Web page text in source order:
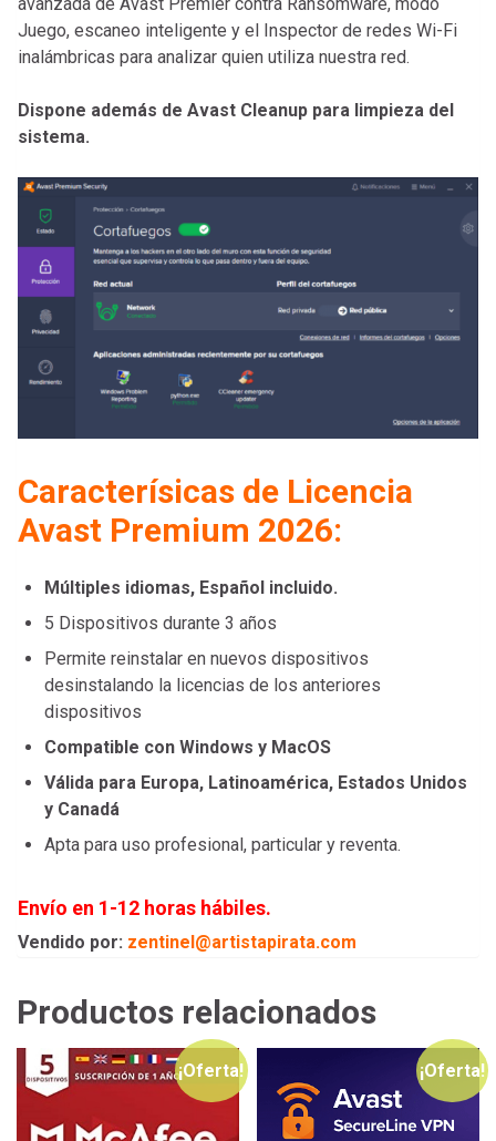
Juego, escaneo inteligente y el Inspector de redes Wi-Fi
inalámbricas para analizar quien utiliza nuestra red.
Dispone además de Avast Cleanup para limpieza del
sistema.
Caracterísicas de Licencia
Avast Premium 2026:
Múltiples idiomas, Español incluido.
5 Dispositivos durante 3 años
Permite reinstalar en nuevos dispositivos
desinstalando la licencias de los anteriores
dispositivos
Compatible con Windows y MacOS
Válida para Europa, Latinoamérica, Estados Unidos
y Canadá
Apta para uso profesional, particular y reventa.
Envío en 1-12 horas hábiles.
Vendido por: zentinel@artistapirata.com
Productos relacionados
¡Oferta! ¡Oferta!